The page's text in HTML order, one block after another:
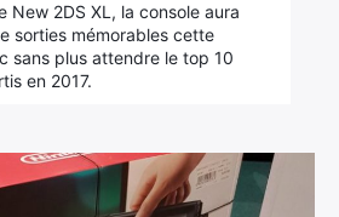
New 2DS XL, la console aura
sorties mémorables cette
sans plus attendre le top 10
en 2017.